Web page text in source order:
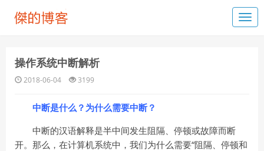
操作系统中断解析
2018-06-04 3199
中断是什么？为什么需要中断？
中断的汉语解释是半中间发生阻隔、停顿或故障而断
开。那么，在计算机系统中，我们为什么需要“阻隔、停顿和